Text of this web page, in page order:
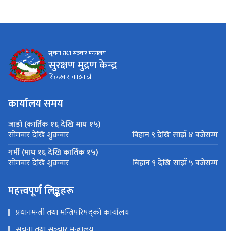
सूचना तथा सञ्‍चार मन्त्रालय
सुरक्षण मुद्रण केन्द्र
सिंहदरबार, काठमाडौं
कार्यालय समय
जाडो (कार्तिक १६ देखि माघ १५)
सोमबार देखि शुक्रबार
बिहान ९ देखि साझँ ४ बजेसम्म
गर्मी (माघ १६ देखि कार्तिक १५)
सोमबार देखि शुक्रबार बिहान ९ देखि साझँ ५ बजेसम्म
महत्त्वपूर्ण लिङ्कहरू
प्रधानमन्त्री तथा मन्त्रिपरिषद्को कार्यालय